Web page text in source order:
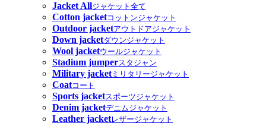
Jacket Allジャケット全て
Cotton jacketコットンジャケット
Outdoor jacketアウトドアジャケット
Down jacketダウンジャケット
Wool jacketウールジャケット
Stadium jumperスタジャン
Military jacketミリタリージャケット
Coatコート
Sports jacketスポーツジャケット
Denim jacketデニムジャケット
Leather jacketレザージャケット